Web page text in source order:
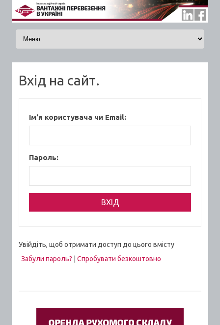
Skip to content
Вхід на сайт.
Ім'я користувача чи Email:
Пароль:
Увійдіть, щоб отримати доступ до цього вмісту
Забули пароль?
Спробувати безкоштовно